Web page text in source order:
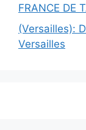
FRANCE DE
(Versailles):
Versailles